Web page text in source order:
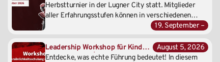
September 2026
Herbstturnier in der Lugner City statt. Mitglieder
aller Erfahrungsstufen können in verschiedenen
Disziplinen antreten, Turniererfahrung sammeln und
sichern.
19. September –
Leadership Workshop für Kinder
& Jugendliche | Führen beginnt
August 5, 2026
Entdecke, was echte Führung bedeutet! In diesem